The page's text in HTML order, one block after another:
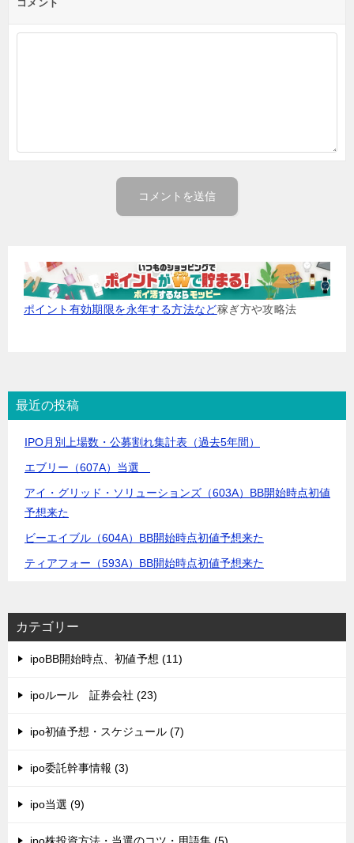
コメント
ポイント有効期限を永年する方法など稼ぎ方や攻略法
最近の投稿
IPO月別上場数・公募割れ集計表（過去5年間）
エブリー（607A）当選
アイ・グリッド・ソリューションズ（603A）BB開始時点初値
予想来た
ビーエイブル（604A）BB開始時点初値予想来た
ティアフォー（593A）BB開始時点初値予想来た
カテゴリー
ipoBB開始時点、初値予想 (11)
ipoルール 証券会社 (23)
ipo初値予想・スケジュール (7)
ipo委託幹事情報 (3)
ipo当選 (9)